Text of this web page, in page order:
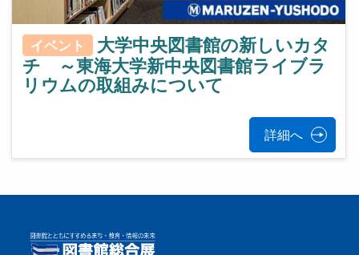
イベント
大学中央図書館の新しいカタ
チ ～東海大学新中央図書館ライブラ
リウムの取組みについて
詳細へ